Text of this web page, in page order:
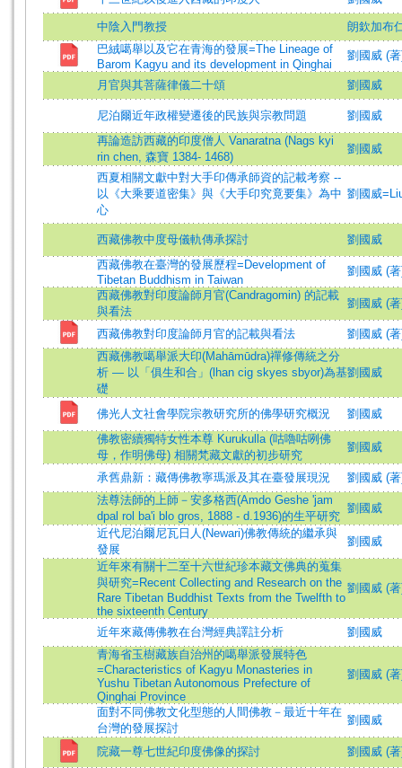
中陰入門教授
朗欽加布
巴絨噶舉以及它在青海的發展=The Lineage of
Barom Kagyu and its development in Qinghai
劉國威 (
月官與其菩薩律儀二十頌 劉國威
尼泊爾近年政權變遷後的民族與宗教問題
劉國威
再論造訪西藏的印度僧人 Vanaratna (Nags kyi
rin chen, 森寶 1384- 1468)
劉國威
西夏相關文獻中對大手印傳承師資的記載考察 --
以《大乘要道密集》與《大手印究竟要集》為中
心
劉國威
西藏佛教中度母儀軌傳承探討
劉國威
西藏佛教在臺灣的發展歷程=Development of
Tibetan Buddhism in Taiwan
劉國威 (
西藏佛教對印度論師月官(Candragomin) 的記載
與看法
劉國威 (
西藏佛教對印度論師月官的記載與看法
劉國威 (
西藏佛教噶舉派大印(Mahāmūdra)禪修傳統之分
析 — 以「俱生和合」(lhan cig skyes sbyor)為基
礎
劉國威
佛光人文社會學院宗教研究所的佛學研究概況
劉國威
佛教密續獨特女性本尊 Kurukulla (咕嚕咕咧佛
母，作明佛母) 相關梵藏文獻的初步研究
劉國威
承舊鼎新：藏傳佛教寧瑪派及其在臺發展現況
劉國威 (
法尊法師的上師－安多格西(Amdo Geshe 'jam
dpal rol ba'i blo gros, 1888 - d.1936)的生平研究
劉國威
近代尼泊爾尼瓦日人(Newari)佛教傳統的繼承與
發展
劉國威
近年來有關十二至十六世紀珍本藏文佛典的蒐集
與研究=Recent Collecting and Research on the
Rare Tibetan Buddhist Texts from the Twelfth to
the sixteenth Century
劉國威 (
近年來藏傳佛教在台灣經典譯註分析
劉國威
青海省玉樹藏族自治州的噶舉派發展特色
=Characteristics of Kagyu Monasteries in
Yushu Tibetan Autonomous Prefecture of
Qinghai Province
劉國威 (
面對不同佛教文化型態的人間佛教－最近十年在
台灣的發展探討
劉國威
院藏一尊七世紀印度佛像的探討 劉國威 (